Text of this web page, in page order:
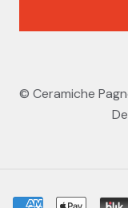
© Ceramiche